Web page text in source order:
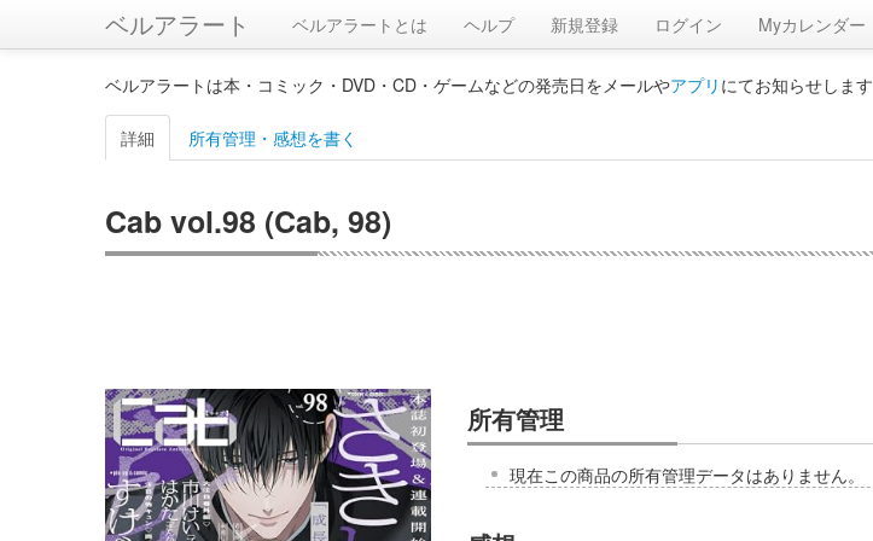
ベルアラート ベルアラートとは ヘルプ 新規登録 ログイン Myカレンダー
ベルアラートは本・コミック・DVD・CD・ゲームなどの発売日をメールやアプリ にてお知らせします
詳細 所有管理・感想を書く
Cab vol.98 (Cab, 98)
所有管理
現在この商品の所有管理データはありません。